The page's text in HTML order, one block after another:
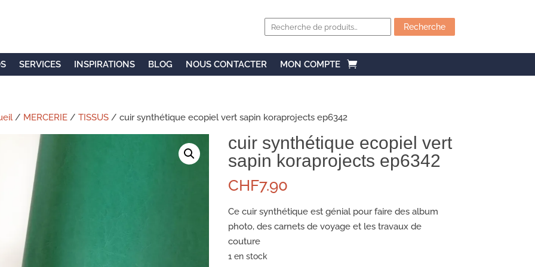
pour :
Recherche
SERVICES INSPIRATIONS BLOG NOUS CONTACTER MON COMPTE
/ MERCERIE/ TISSUS/ cuir synthétique ecopiel vert sapin koraprojects ep6342
cuir synthétique ecopiel vert
sapin koraprojects ep6342
CHF7.90
Ce cuir synthétique est génial pour faire des album
photo, des carnets de voyage et les travaux de
couture
1 en stock